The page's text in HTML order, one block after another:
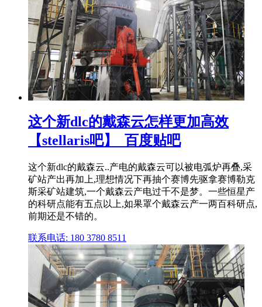
这个新dlc的戴森云怎样更加高效
【stellaris吧】_百度贴吧
这个新dlc的戴森云..产电的戴森云可以被电弧炉再叠,采
矿站产出再加上,理想情况下再抽个赛博先驱拿赛博勒克
斯采矿站建筑,一个戴森云产电过千不是梦。一些恒星产
的科研点能有五点以上,如果罩个戴森云产一两百科研点,
前期还是不错的。
联系电话: 180 3780 8511